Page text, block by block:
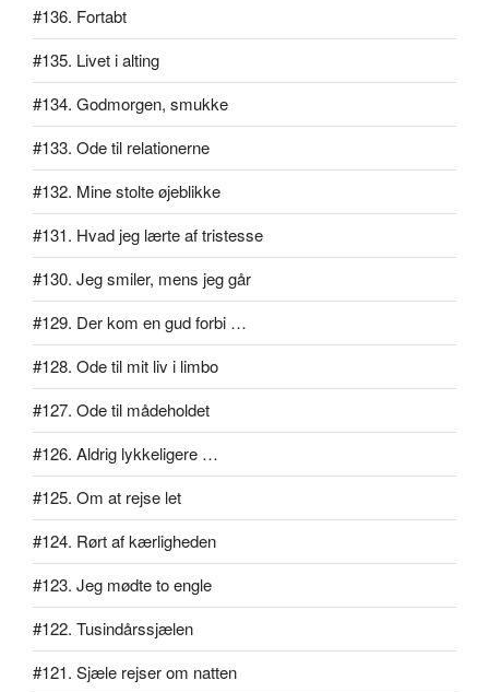
#136. Fortabt
#135. Livet i alting
#134. Godmorgen, smukke
#133. Ode til relationerne
#132. Mine stolte øjeblikke
#131. Hvad jeg lærte af tristesse
#130. Jeg smiler, mens jeg går
#129. Der kom en gud forbi …
#128. Ode til mit liv i limbo
#127. Ode til mådeholdet
#126. Aldrig lykkeligere …
#125. Om at rejse let
#124. Rørt af kærligheden
#123. Jeg mødte to engle
#122. Tusindårssjælen
#121. Sjæle rejser om natten